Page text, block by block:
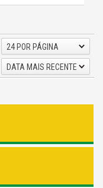
24 POR PÁGINA
DATA MAIS RECENTE